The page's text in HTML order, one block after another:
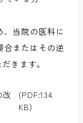
当院の医科に
またはその逆
きます。
改
(PDF:134
KB)